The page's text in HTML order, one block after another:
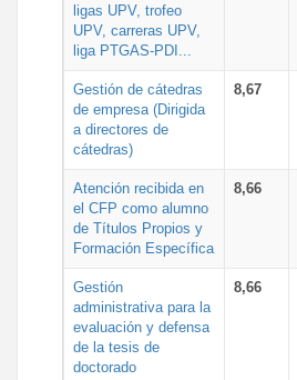
ligas UPV, trofeo
UPV, carreras UPV,
liga PTGAS-PDI...
Gestión de cátedras
de empresa (Dirigida
a directores de
cátedras)
8,67
Atención recibida en
el CFP como alumno
de Títulos Propios y
Formación Específica
8,66
Gestión
administrativa para la
evaluación y defensa
de la tesis de
doctorado
8,66